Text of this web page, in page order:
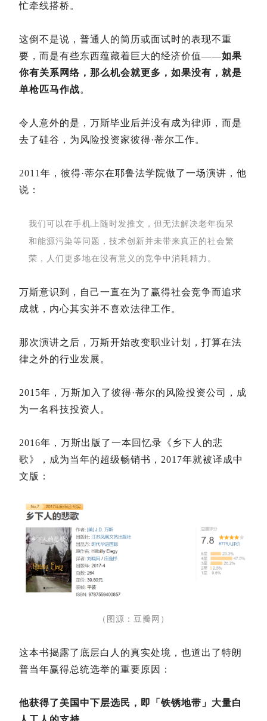
忙牵线搭桥。
这倒不是说，普通人的简历或面试时的表现不重
要，而是有些东西蕴藏着巨大的经济价值——如果
你有关系网络，那么机会就更多，如果没有，就是
单枪匹马作战。
令人意外的是，万斯毕业后并没有成为律师，而是
去了硅谷，为风险投资家彼得·蒂尔工作。
2011年，彼得·蒂尔在耶鲁法学院做了一场演讲，他
说：
我们可以在手机上随时发推文，但无法解决老年痴呆
和能源污染等问题，技术创新并未带来真正的社会繁
荣，人们更多地在没有意义的竞争中消耗精力。
万斯意识到，自己一直在为了赢得社会竞争而追求
成就，内心其实并不喜欢法律工作。
那次演讲之后，万斯开始改变职业计划，打算在法
律之外的行业发展。
2015年，万斯加入了彼得·蒂尔的风险投资公司，成
为一名科技投资人。
2016年，万斯出版了一本回忆录《乡下人的悲
歌》，成为当年的超级畅销书，2017年就被译成中
文版：
（图源：豆瓣网）
这本书揭露了底层白人的真实处境，也道出了特朗
普当年赢得总统选举的重要原因：
他获得了美国中下层选民，即「铁锈地带」大量白